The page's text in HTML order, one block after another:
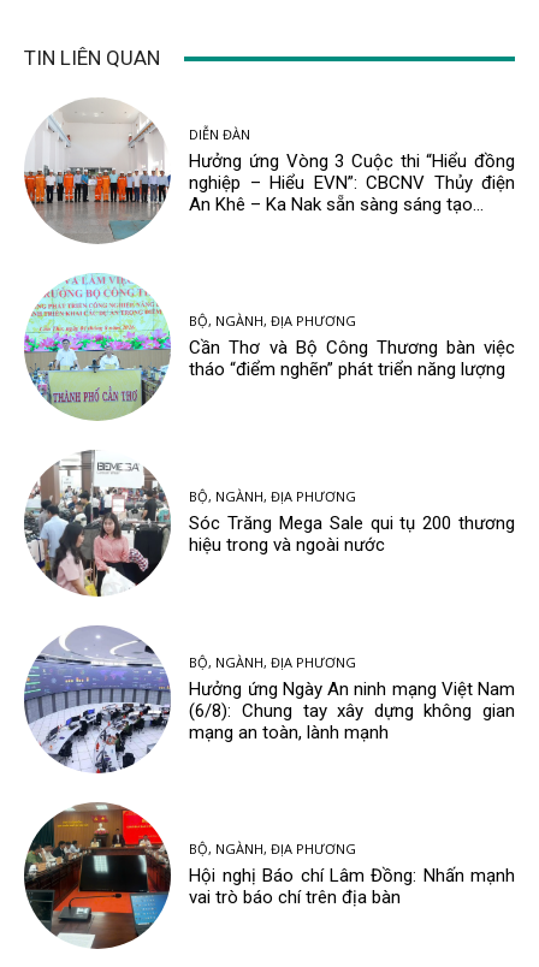
TIN LIÊN QUAN
DIỄN ĐÀN
Hưởng ứng Vòng 3 Cuộc thi “Hiểu đồng
nghiệp – Hiểu EVN”: CBCNV Thủy điện
An Khê – Ka Nak sẵn sàng sáng tạo...
BỘ, NGÀNH, ĐỊA PHƯƠNG
Cần Thơ và Bộ Công Thương bàn việc
tháo “điểm nghẽn” phát triển năng lượng
BỘ, NGÀNH, ĐỊA PHƯƠNG
Sóc Trăng Mega Sale qui tụ 200 thương
hiệu trong và ngoài nước
BỘ, NGÀNH, ĐỊA PHƯƠNG
Hưởng ứng Ngày An ninh mạng Việt Nam
(6/8): Chung tay xây dựng không gian
mạng an toàn, lành mạnh
BỘ, NGÀNH, ĐỊA PHƯƠNG
Hội nghị Báo chí Lâm Đồng: Nhấn mạnh
vai trò báo chí trên địa bàn